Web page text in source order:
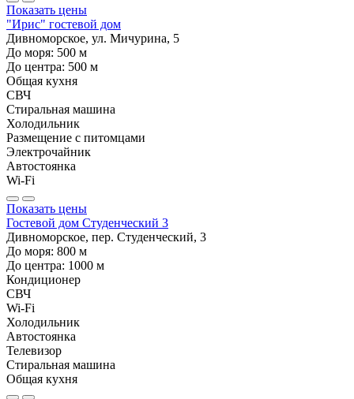
Показать цены
"Ирис" гостевой дом
Дивноморское, ул. Мичурина, 5
До моря: 500 м
До центра: 500 м
Общая кухня
СВЧ
Стиральная машина
Холодильник
Размещение с питомцами
Электрочайник
Автостоянка
Wi-Fi
Показать цены
Гостевой дом Студенческий 3
Дивноморское, пер. Студенческий, 3
До моря: 800 м
До центра: 1000 м
Кондиционер
СВЧ
Wi-Fi
Холодильник
Автостоянка
Телевизор
Стиральная машина
Общая кухня